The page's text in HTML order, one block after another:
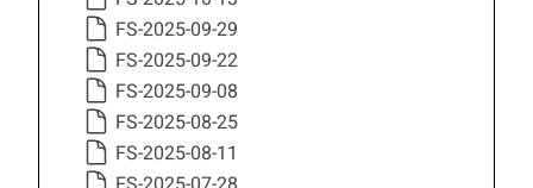
FS-2025-09-29
FS-2025-09-22
FS-2025-09-08
FS-2025-08-25
FS-2025-08-11